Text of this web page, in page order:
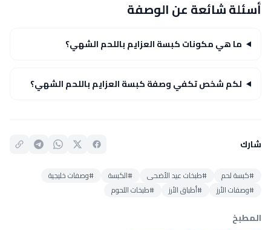
أسئلة شائعة عن الوصفة
ما هي مكونات كبسة العزايم باللحم الشهي؟
لكم شخص تكفي وصفة كبسة العزايم باللحم الشهي؟
شارك
#كبسة لحم #طبخات عيد الأضحى #الكبسة
#وصفات خليجية
#وصفات الأرز
#أطباق الأرز #طبخات اللحوم
المطبخ